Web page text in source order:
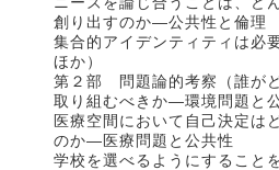
創り出すのか―公共性と倫理
集合的アイデンティティは
ほか）
第２部 問題論的考察（誰が
取り組むべきか―環境問題と
医療空間において自己決定は
のか―医療問題と公共性
学校を選べるようにすること